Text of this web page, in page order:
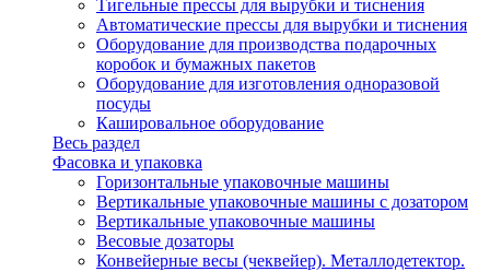
Тигельные прессы для вырубки и тиснения
Автоматические прессы для вырубки и тиснения
Оборудование для производства подарочных
коробок и бумажных пакетов
Оборудование для изготовления одноразовой
посуды
Кашировальное оборудование
Весь раздел
Фасовка и упаковка
Горизонтальные упаковочные машины
Вертикальные упаковочные машины с дозатором
Вертикальные упаковочные машины
Весовые дозаторы
Конвейерные весы (чеквейер). Металлодетектор.